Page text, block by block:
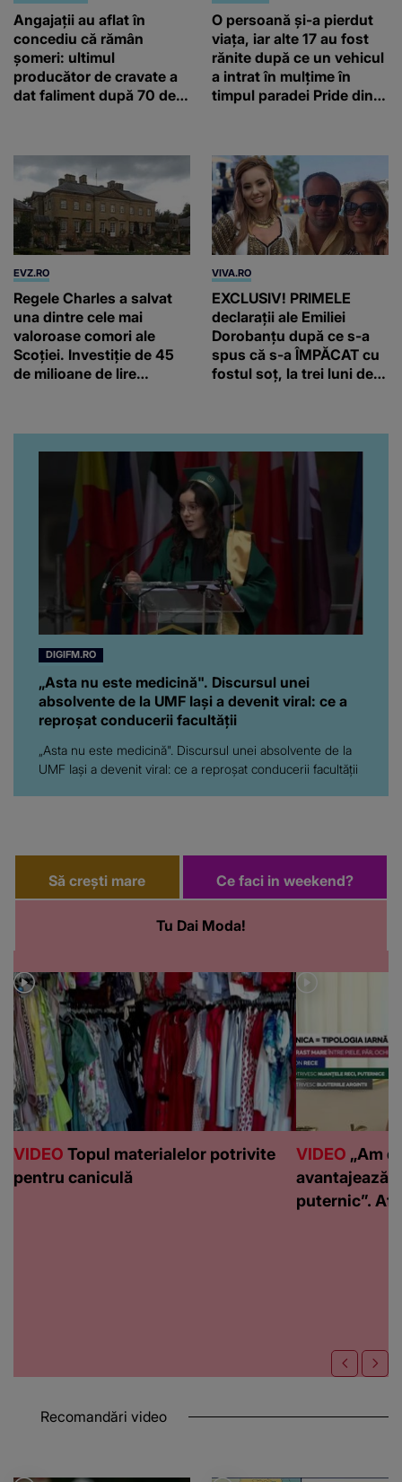
Angajații au aflat în
concediu că rămân
șomeri: ultimul
producător de cravate a
dat faliment după 70 de
O persoană și-a pierdut
viața, iar alte 17 au fost
rănite după ce un vehicul
a intrat în mulțime în
timpul paradei Pride din
EVZ.RO
Regele Charles a salvat
una dintre cele mai
valoroase comori ale
Scoției. Investiție de 45
de milioane de lire
VIVA.RO
EXCLUSIV! PRIMELE
declarații ale Emiliei
Dorobanțu după ce s-a
spus că s-a ÎMPĂCAT cu
fostul soț, la trei luni de
artistă i-a lăsat MASCĂ
pe toți. De data aceasta,
chiar a rupt tăcerea:
”Poate că aveam să ne
spunem, să ne...”
DIGIFM.RO
„Asta nu este medicină". Discursul unei
absolvente de la UMF Iași a devenit viral: ce a
reproșat conducerii facultății
„Asta nu este medicină". Discursul unei absolvente de la
UMF Iași a devenit viral: ce a reproșat conducerii facultății
Să crești mare
Tu Dai Moda!
Ce faci in weekend?
VIDEO Topul materialelor potrivite
pentru caniculă
VIDEO „Am
avantajează
puternic”.
Recomandări video